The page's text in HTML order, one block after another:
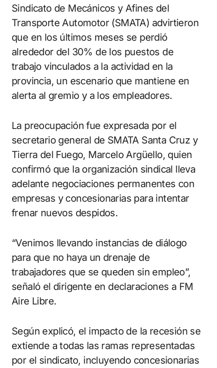
Sindicato de Mecánicos y Afines del
Transporte Automotor (SMATA) advirtieron
que en los últimos meses se perdió
alrededor del 30% de los puestos de
trabajo vinculados a la actividad en la
provincia, un escenario que mantiene en
alerta al gremio y a los empleadores.
La preocupación fue expresada por el
secretario general de SMATA Santa Cruz y
Tierra del Fuego, Marcelo Argüello, quien
confirmó que la organización sindical lleva
adelante negociaciones permanentes con
empresas y concesionarias para intentar
frenar nuevos despidos.
“Venimos llevando instancias de diálogo
para que no haya un drenaje de
trabajadores que se queden sin empleo”,
señaló el dirigente en declaraciones a FM
Aire Libre.
Según explicó, el impacto de la recesión se
extiende a todas las ramas representadas
por el sindicato, incluyendo concesionarias